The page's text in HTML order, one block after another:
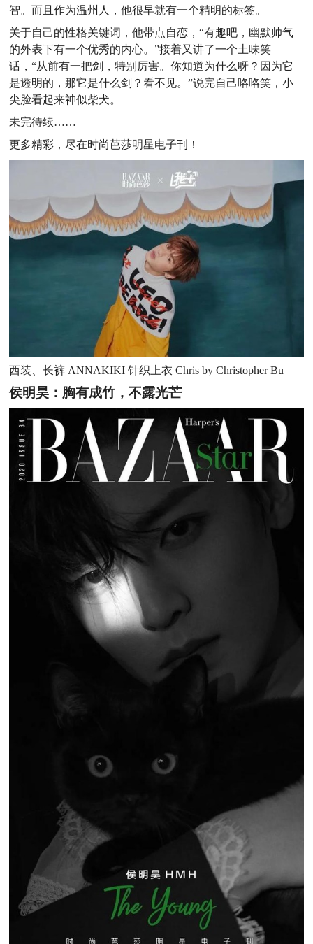
智。而且作为温州人，他很早就有一个精明的标签。
关于自己的性格关键词，他带点自恋，“有趣吧，幽默帅气
的外表下有一个优秀的内心。”接着又讲了一个土味笑
话，“从前有一把剑，特别厉害。你知道为什么呀？因为它
是透明的，那它是什么剑？看不见。”说完自己咯咯笑，小
尖脸看起来神似柴犬。
未完待续……
更多精彩，尽在时尚芭莎明星电子刊！
西装、长裤 ANNAKIKI 针织上衣 Chris by Christopher Bu
侯明昊：胸有成竹，不露光芒